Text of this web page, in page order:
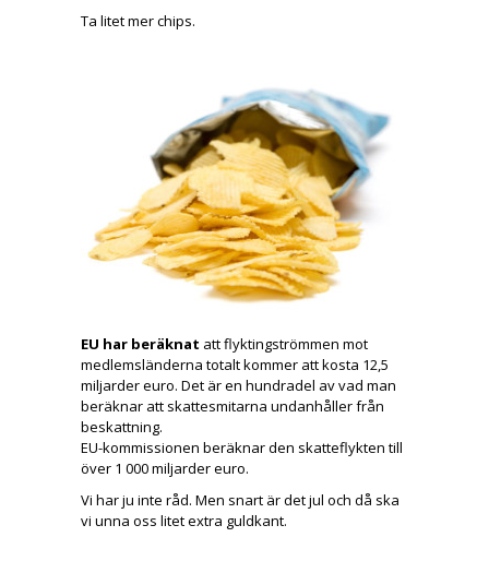
Ta litet mer chips.
EU har beräknat att flyktingströmmen mot
medlemsländerna totalt kommer att kosta 12,5
miljarder euro. Det är en hundradel av vad man
beräknar att skattesmitarna undanhåller från
beskattning.
EU-kommissionen beräknar den skatteflykten till
över 1 000 miljarder euro.
Vi har ju inte råd. Men snart är det jul och då ska
vi unna oss litet extra guldkant.